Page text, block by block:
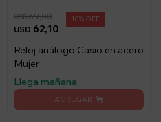
USD 62,10
USD69,00 10
Reloj análogo Casio en acero
Mujer
Llega mañana